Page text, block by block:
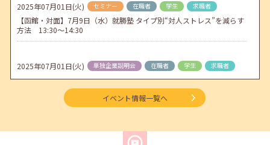
2025年07月01日(火) セミナー 在職者 学生 求職者
【函館・対面】7月9日（水）就勝塾 タイプ別“対人ストレス”を減らす
方法 13:30～14:30
2025年07月01日(火) 単独企業説明会 在職者 学生 求職者
【札幌：企業】7月10日（木）株式会社ＮＫインターナショナル 企業
【帯広・対面】7月11日（金）就勝塾 面接のマナーと答え方のポイン
イベント情報一覧へ